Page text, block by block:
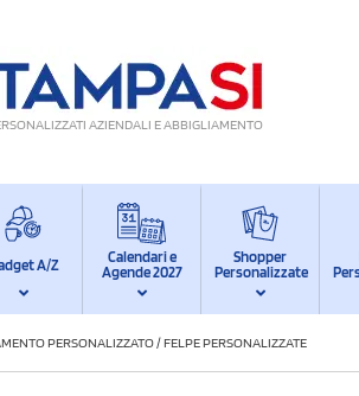
AZIENDALI E ABBIGLIAMENTO
A/Z
Calendari e
Agende 2027
Shopper
Personalizzate
PERSONALIZZATO/FELPE PERSONALIZZATE